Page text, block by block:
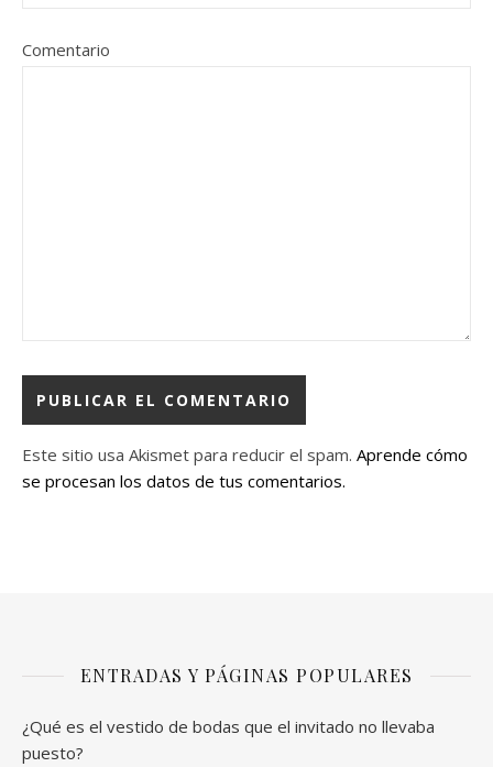
Comentario
Este sitio usa Akismet para reducir el spam. Aprende cómo
se procesan los datos de tus comentarios.
ENTRADAS Y PÁGINAS POPULARES
¿Qué es el vestido de bodas que el invitado no llevaba
puesto?